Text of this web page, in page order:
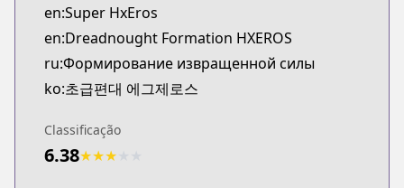
MangaUpdates
MangaUpdates
https://www.mangaupdates.com/
Book☆Walker
Book☆Walker
Official English
Official English
en:Super HxEros
en:Dreadnought Formation HXEROS
ru:Формирование извращенной силы
ko:초급편대 에그제로스
Classificação
6.38★★★